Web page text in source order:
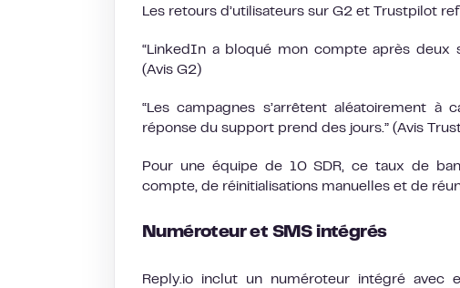
Les retours d’utilisateurs sur G2 et Trustpilot
“LinkedIn a bloqué mon compte après deux
(Avis G2)
“Les campagnes s’arrêtent aléatoirement
réponse du support prend des jours.” (Avis
Pour une équipe de 10 SDR, ce taux de
compte, de réinitialisations manuelles et de
Numéroteur et SMS intégrés
Reply.io inclut un numéroteur intégré avec